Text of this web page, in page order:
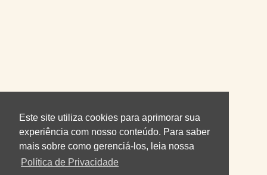
Este site utiliza cookies para aprimorar sua
experiência com nosso conteúdo. Para saber
mais sobre como gerenciá-los, leia nossa
Política de Privacidade